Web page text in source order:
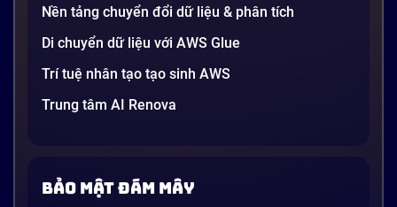
21 phút
Nền tảng chuyển đổi dữ liệu & phân tích
Di chuyển dữ liệu với AWS Glue
Trí tuệ nhân tạo tạo sinh AWS
Trung tâm AI Renova
Bảo mật đám mây